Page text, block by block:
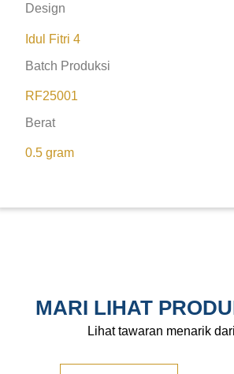
Design
Idul Fitri 4
Batch Produksi
RF25001
Berat
0.5 gram
MARI LIHAT
Lihat tawaran menarik